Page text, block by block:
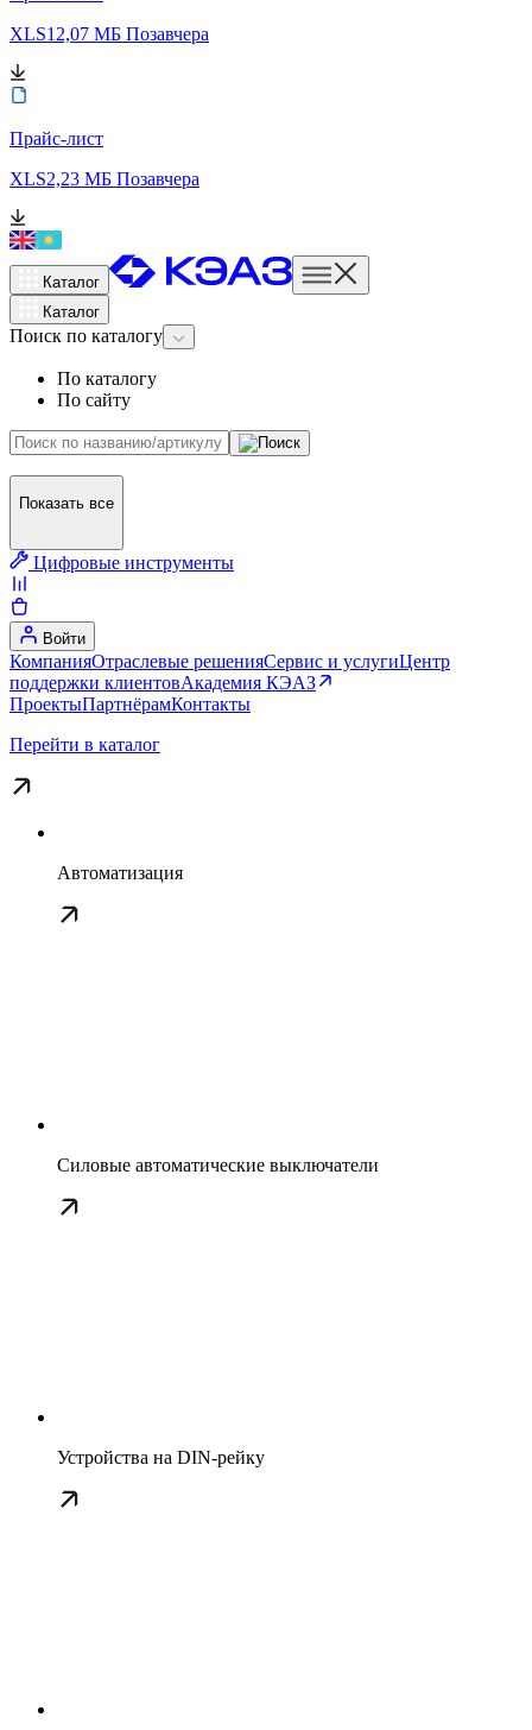
XLS12,07 МБ Позавчера
Прайс-лист
XLS2,23 МБ Позавчера
Каталог
Каталог
Поиск по каталогу
По каталогу
По сайту
Показать все
Цифровые инструменты
Войти
КомпанияОтраслевые решенияСервис и услугиЦентр
поддержки клиентовАкадемия КЭАЗ
ПроектыПартнёрамКонтакты
Перейти в каталог
Автоматизация
Силовые автоматические выключатели
Устройства на DIN-рейку